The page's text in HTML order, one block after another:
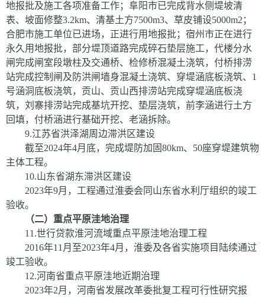
地报批及施工各项准备工作；阜阳市已完成背水侧堤坡清
表、坡面修整3.2km、清基土方7500m3、草皮铺设5000m2 ；
合肥市施工单位已进场，正进行用地报批；宿州市正在进行
永久用地报批，部分堤顶道路完成碎石垫层施工，代楼分水
闸完成闸室段墩柱及交通桥、检修桥混凝土浇筑，付桥排涝
站完成控制闸及防洪闸墙身混凝土浇筑、穿堤涵底板浇筑、 1
号涵洞底板浇筑，贡山、贡山西排涝站完成穿堤涵底板浇
筑，刘寨排涝站完成基坑开挖、垫层浇筑，前李涵进行土方
回填，付桥涵进行基础开挖、老涵拆除。
9.江苏省洪泽湖周边滞洪区建设
截至2024年4月底，完成堤防加固80km、 50座穿堤建筑物
主体工程。
10.山东省湖东滞洪区建设
2023年9月，工程通过淮委会同山东省水利厅组织的竣工
验收。
（二）重点平原洼地治理
11 .世行贷款淮河流域重点平原洼地治理工程
2016年11 月至2023年4月，淮委及各省实施项目陆续通过
竣工验收。
12.河南省重点平原洼地近期治理
2023年2月，河南省发展改革委批复工程可行性研究报